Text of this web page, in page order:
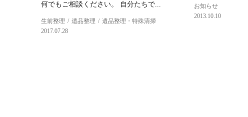
何でもご相談ください。 自分たちで...
生前整理 遺品整理
遺品整理・特殊清掃
2017.07.28
お知らせ
2013.10.10